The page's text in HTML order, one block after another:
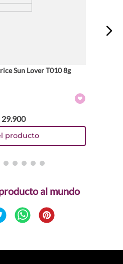
Sun Lover T010 8g
29.900